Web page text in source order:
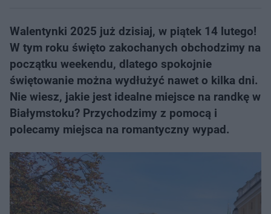
Walentynki 2025 już dzisiaj, w piątek 14 lutego!
W tym roku święto zakochanych obchodzimy na
początku weekendu, dlatego spokojnie
świętowanie można wydłużyć nawet o kilka dni.
Nie wiesz, jakie jest idealne miejsce na randkę w
Białymstoku? Przychodzimy z pomocą i
polecamy miejsca na romantyczny wypad.